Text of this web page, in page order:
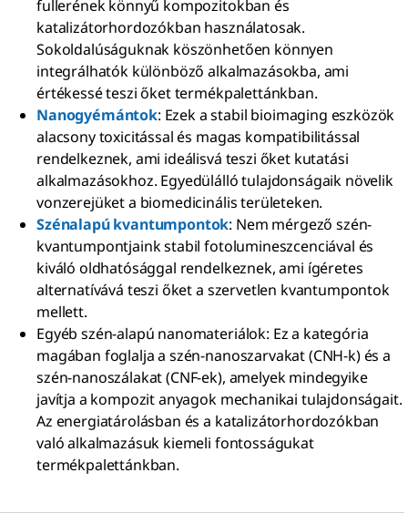
fullerének könnyű kompozitokban és
katalizátorhordozókban használatosak.
Sokoldalúságuknak köszönhetően könnyen
integrálhatók különböző alkalmazásokba, ami
értékessé teszi őket termékpalettánkban.
Nanogyémántok: Ezek a stabil bioimaging eszközök
alacsony toxicitással és magas kompatibilitással
rendelkeznek, ami ideálisvá teszi őket kutatási
alkalmazásokhoz. Egyedülálló tulajdonságaik növelik
vonzerejüket a biomedicinális területeken.
Szénalapú kvantumpontok: Nem mérgező szén-
kvantumpontjaink stabil fotolumineszcenciával és
kiváló oldhatósággal rendelkeznek, ami ígéretes
alternatívává teszi őket a szervetlen kvantumpontok
mellett.
Egyéb szén-alapú nanomateriálok: Ez a kategória
magában foglalja a szén-nanoszarvakat (CNH-k) és a
szén-nanoszálakat (CNF-ek), amelyek mindegyike
javítja a kompozit anyagok mechanikai tulajdonságait.
Az energiatárolásban és a katalizátorhordozókban
való alkalmazásuk kiemeli fontosságukat
termékpalettánkban.